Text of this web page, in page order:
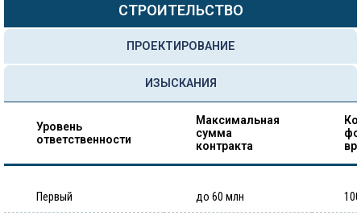
СТРОИТЕЛЬСТВО
ПРОЕКТИРОВАНИЕ
ИЗЫСКАНИЯ
Уровень
ответственности
Максимальная
сумма
контракта
Первый до 60 млн